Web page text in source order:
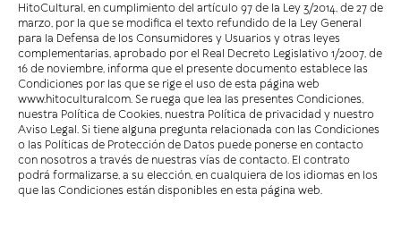
HitoCultural, en cumplimiento del artículo 97 de la Ley 3/2014, de 27 de
marzo, por la que se modifica el texto refundido de la Ley General
para la Defensa de los Consumidores y Usuarios y otras leyes
complementarias, aprobado por el Real Decreto Legislativo 1/2007, de
16 de noviembre, informa que el presente documento establece las
Condiciones por las que se rige el uso de esta página web
www.hitoculturalcom. Se ruega que lea las presentes Condiciones,
nuestra Política de Cookies, nuestra Política de privacidad y nuestro
Aviso Legal. Si tiene alguna pregunta relacionada con las Condiciones
o las Políticas de Protección de Datos puede ponerse en contacto
con nosotros a través de nuestras vías de contacto. El contrato
podrá formalizarse, a su elección, en cualquiera de los idiomas en los
que las Condiciones están disponibles en esta página web.